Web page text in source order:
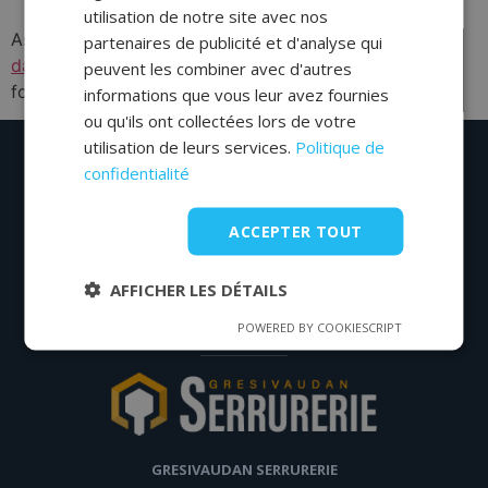
As a new WordPress user, you should go toyour
dashboardto delete this page and create new pages
for your content. Have fun!
Serrurier de confiance dans la Vallée du Grèsivaudan –
dimanche – Serrurier pas cher
Ouverture de porte, voiture, et coffre-fort – Pose de serrure –
Changement de serrure – Expert en porte blindée et blindage
GRESIVAUDAN SERRURERIE
utilisation de notre site avec nos
partenaires de publicité et d'analyse qui
peuvent les combiner avec d'autres
informations que vous leur avez fournies
ou qu'ils ont collectées lors de votre
utilisation de leurs services. Politique de
confidentialité
ACCEPTER TOUT
AFFICHER LES DÉTAILS
POWERED BY COOKIESCRIPT